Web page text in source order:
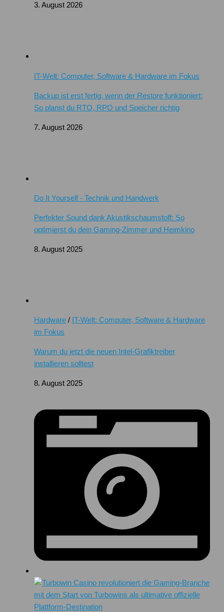
3. August 2026
IT-Welt: Computer, Software & Hardware im Fokus
Backup ist erst fertig, wenn der Restore funktioniert:
So planst du RTO, RPO und Speicher richtig
7. August 2026
Do It Yourself - Technik und Handwerk
Perfekter Sound dank Akustikschaumstoff: So
optimierst du dein Gaming-Zimmer und Heimkino
8. August 2025
Hardware / IT-Welt: Computer, Software & Hardware
im Fokus
Warum du jetzt die neuen Intel-Grafiktreiber
installieren solltest
8. August 2025